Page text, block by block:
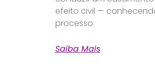
efeito civil —
processo.
Saiba Mais